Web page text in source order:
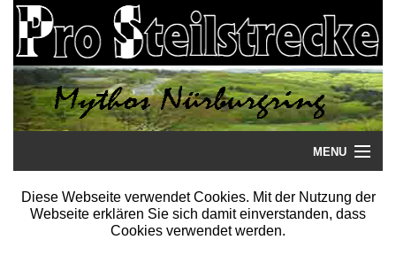
MENU
Startseite
Diese Webseite verwendet Cookies. Mit der Nutzung der
Webseite erklären Sie sich damit einverstanden, dass
Cookies verwendet werden.